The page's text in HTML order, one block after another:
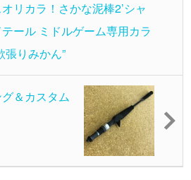
リカラ！さかな泥棒2’シャ
テール ミドルゲーム専用カラ
張りみかん”
＆カスタム